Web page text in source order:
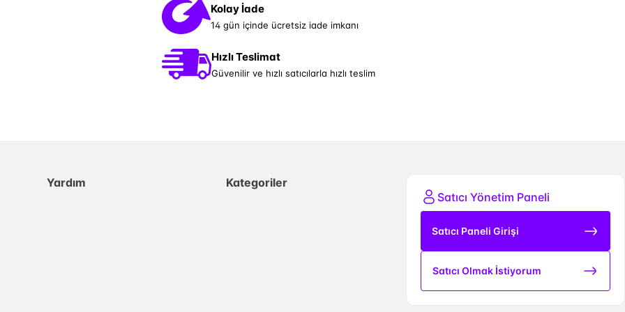
Kolay İade
14 gün içinde ücretsiz iade imkanı
Hızlı Teslimat
Güvenilir ve hızlı satıcılarla hızlı teslim
Yardım
Kategoriler
Satıcı Yönetim Paneli
Satıcı Paneli Girişi
Satıcı Olmak İstiyorum